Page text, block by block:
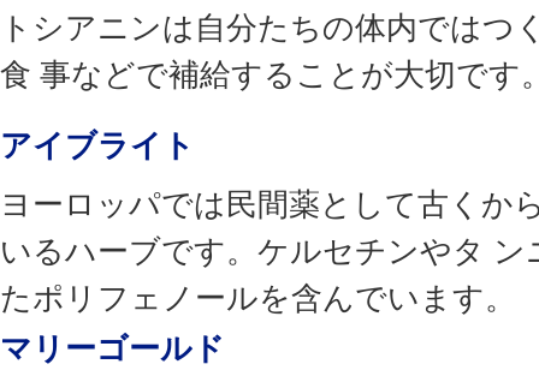
トシアニンは自分たちの体内ではつ
食 事などで補給することが大切です
アイブライト
ヨーロッパでは民間薬として古くか
いるハーブです。ケルセチンやタ ン
たポリフェノールを含んでいます。
マリーゴールド